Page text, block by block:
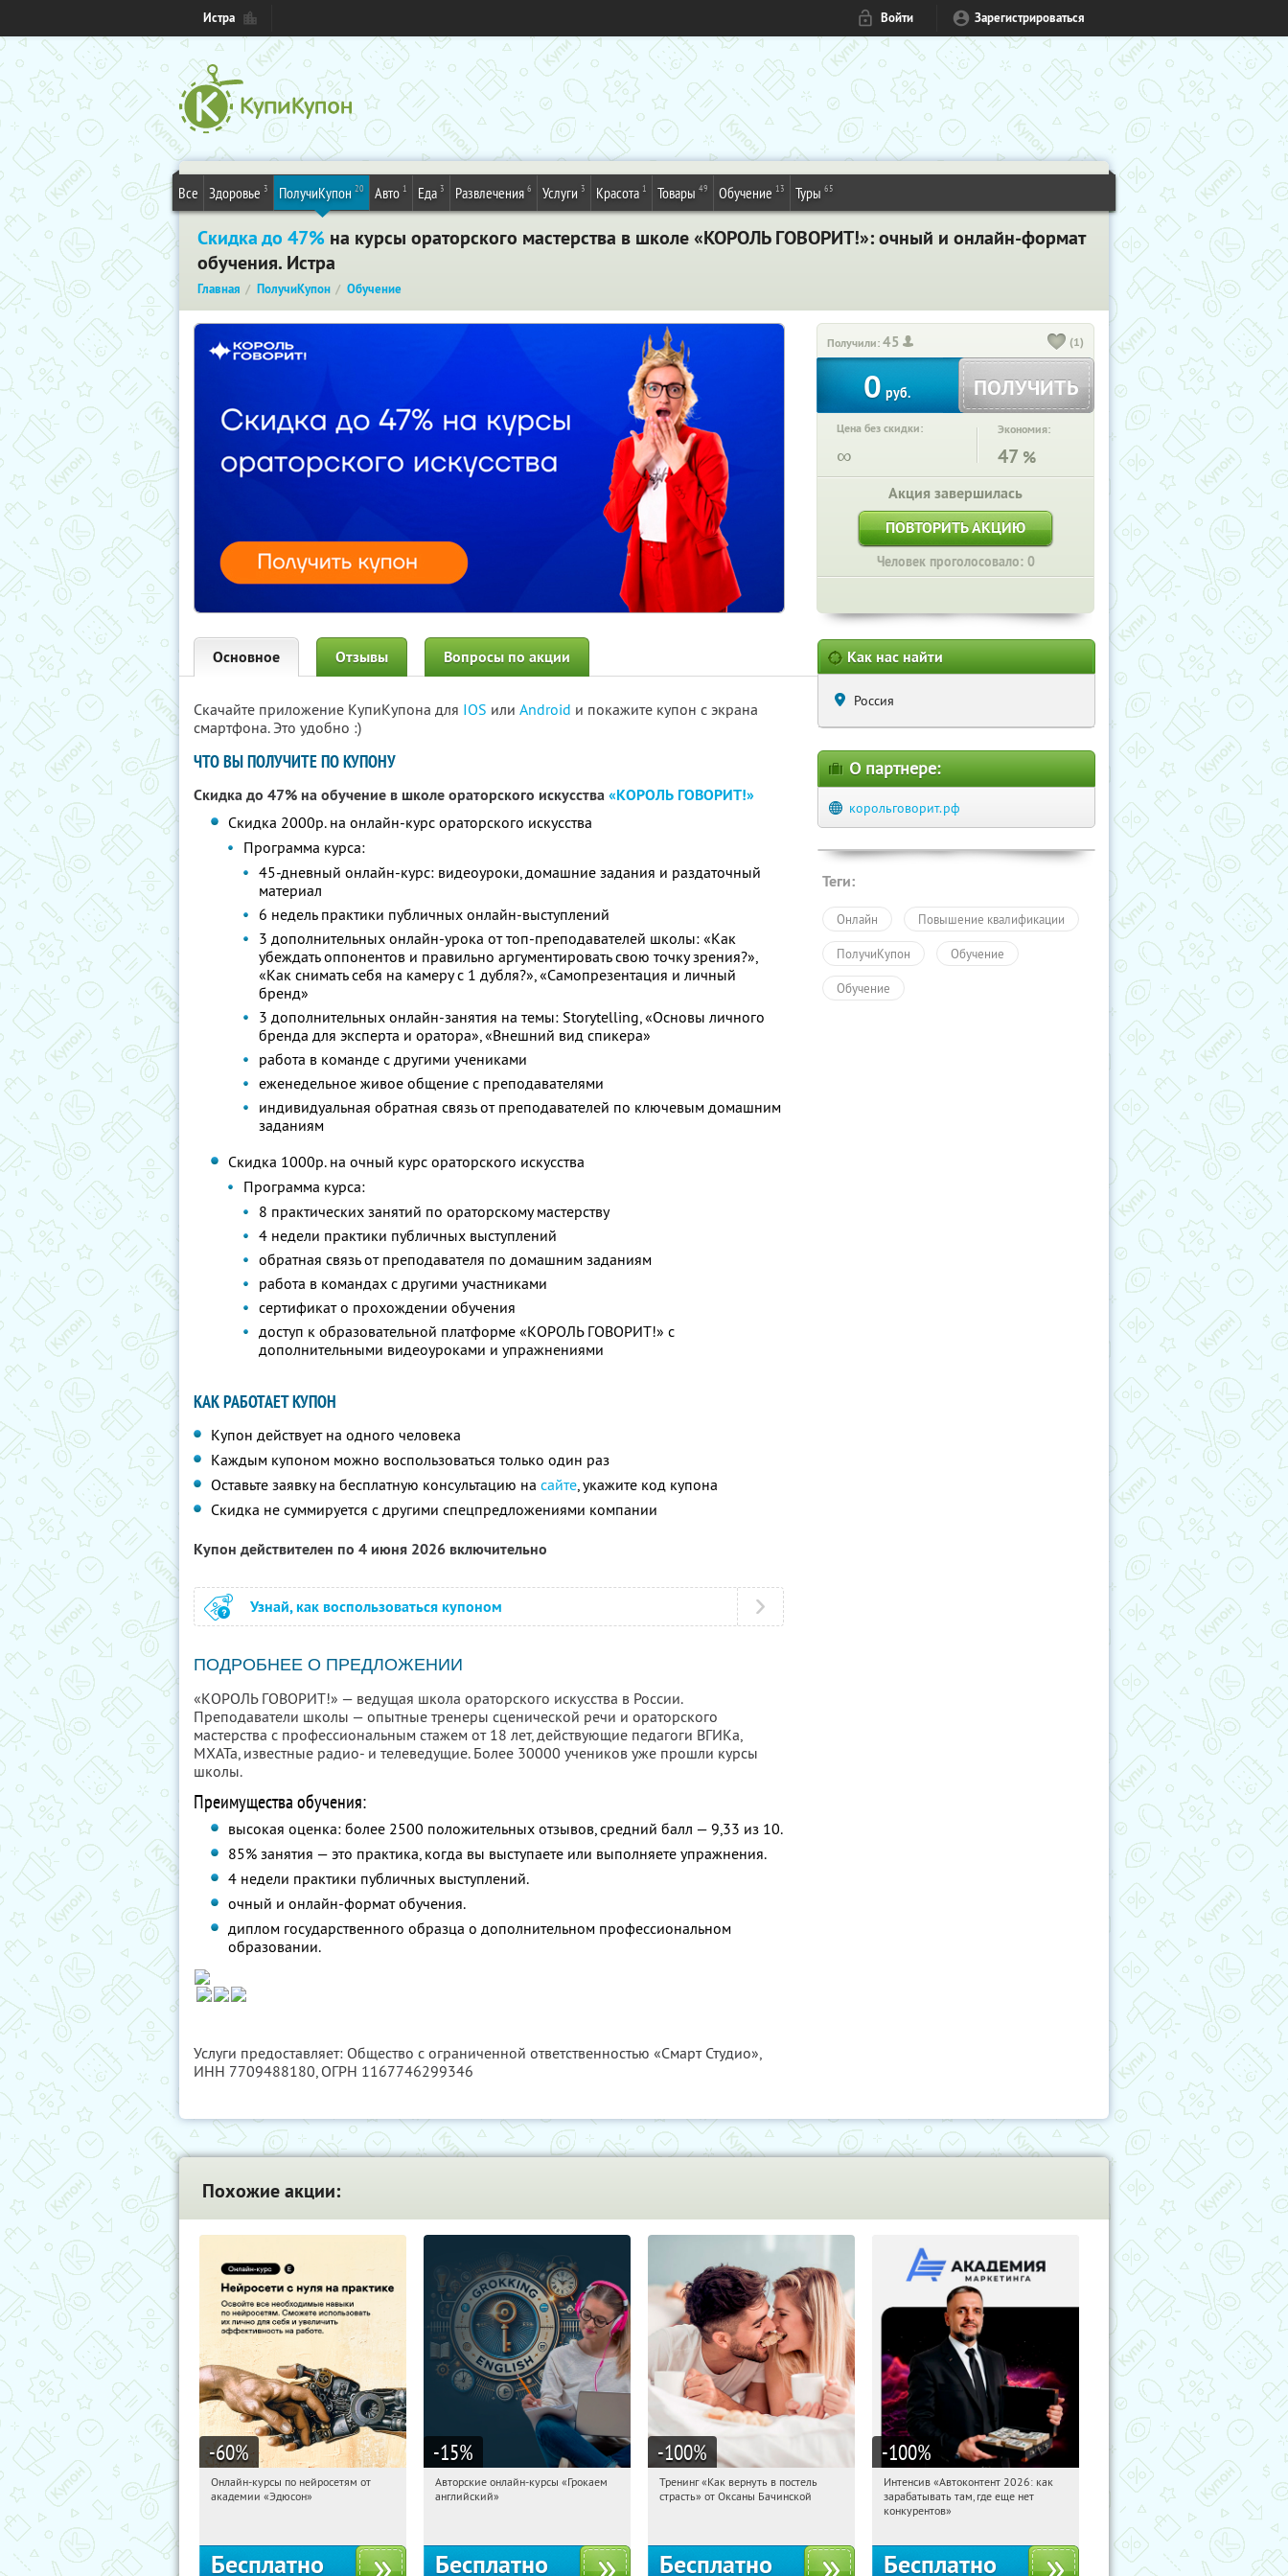
Истра Войти Зарегистрироваться
Все Здоровье 3 ПолучиКупон 20 Авто 1 Еда 3 Развлечения 6 Услуги 3 Красота 1 Товары 49 Обучение 13 Туры 65
Скидка до 47% на курсы ораторского мастерства в школе «КОРОЛЬ ГОВОРИТ!»: очный и онлайн-формат
обучения. Истра
Главная ПолучиКупон Обучение
Получили:45 (1)
0 руб. ПОЛУЧИТЬ
Цена без скидки:
∞
Экономия:
47 %
Акция завершилась
ПОВТОРИТЬ АКЦИЮ
Человек проголосовало: 0
Основное Отзывы Вопросы по акции
Скачайте приложение КупиКупона для IOS или Android и покажите купон с экрана
смартфона. Это удобно :)
ЧТО ВЫ ПОЛУЧИТЕ ПО КУПОНУ
Скидка до 47% на обучение в школе ораторского искусства«КОРОЛЬ ГОВОРИТ!»
Скидка 2000р. на онлайн-курс ораторского искусства
Программа курса:
45-дневный онлайн-курс: видеоуроки, домашние задания и раздаточный
материал
6 недель практики публичных онлайн-выступлений
3 дополнительных онлайн-урока от топ-преподавателей школы: «Как
убеждать оппонентов и правильно аргументировать свою точку зрения?»,
«Как снимать себя на камеру с 1 дубля?», «Самопрезентация и личный
бренд»
3 дополнительных онлайн-занятия на темы: Storytelling, «Основы личного
бренда для эксперта и оратора», «Внешний вид спикера»
работа в команде с другими учениками
еженедельное живое общение с преподавателями
индивидуальная обратная связь от преподавателей по ключевым домашним
заданиям
Скидка 1000р. на очный курс ораторского искусства
Программа курса:
8 практических занятий по ораторскому мастерству
4 недели практики публичных выступлений
обратная связь от преподавателя по домашним заданиям
работа в командах с другими участниками
сертификат о прохождении обучения
доступ к образовательной платформе «КОРОЛЬ ГОВОРИТ!» с
дополнительными видеоуроками и упражнениями
КАК РАБОТАЕТ КУПОН
Купон действует на одного человека
Каждым купоном можно воспользоваться только один раз
Оставьте заявку на бесплатную консультацию на сайте, укажите код купона
Скидка не суммируется с другими спецпредложениями компании
Купон действителен по 4 июня 2026 включительно
Узнай, как воспользоваться купоном
ПОДРОБНЕЕ О ПРЕДЛОЖЕНИИ
«КОРОЛЬ ГОВОРИТ!» — ведущая школа ораторского искусства в России.
Преподаватели школы — опытные тренеры сценической речи и ораторского
мастерства с профессиональным стажем от 18 лет, действующие педагоги ВГИКа,
МХАТа, известные радио- и телеведущие. Более 30000 учеников уже прошли курсы
школы.
Преимущества обучения:
высокая оценка: более 2500 положительных отзывов, средний балл — 9,33 из 10.
85% занятия — это практика, когда вы выступаете или выполняете упражнения.
4 недели практики публичных выступлений.
очный и онлайн-формат обучения.
диплом государственного образца о дополнительном профессиональном
образовании.
Услуги предоставляет: Общество с ограниченной ответственностью «Смарт Студио»,
ИНН 7709488180, ОГРН 1167746299346
Как нас найти
Россия
О партнере:
корольговорит.рф
Теги:
Онлайн Повышение квалификации
ПолучиКупон Обучение
Обучение
Похожие акции:
-60%
13:19:26 Получили:
Онлайн-курсы по нейросетям от
академии «Эдюсон»
Бесплатно
-15%
13:19:26 Получили:
Авторские онлайн-курсы «Грокаем
английский»
Бесплатно
-100%
13:19:26 Получили:
Тренинг «Как вернуть в постель
страсть» от Оксаны Бачинской
Бесплатно
-100%
13:19:26 Получили:
Россия
Интенсив «Автоконтент 2026: как
зарабатывать там, где еще нет
конкурентов»
Бесплатно